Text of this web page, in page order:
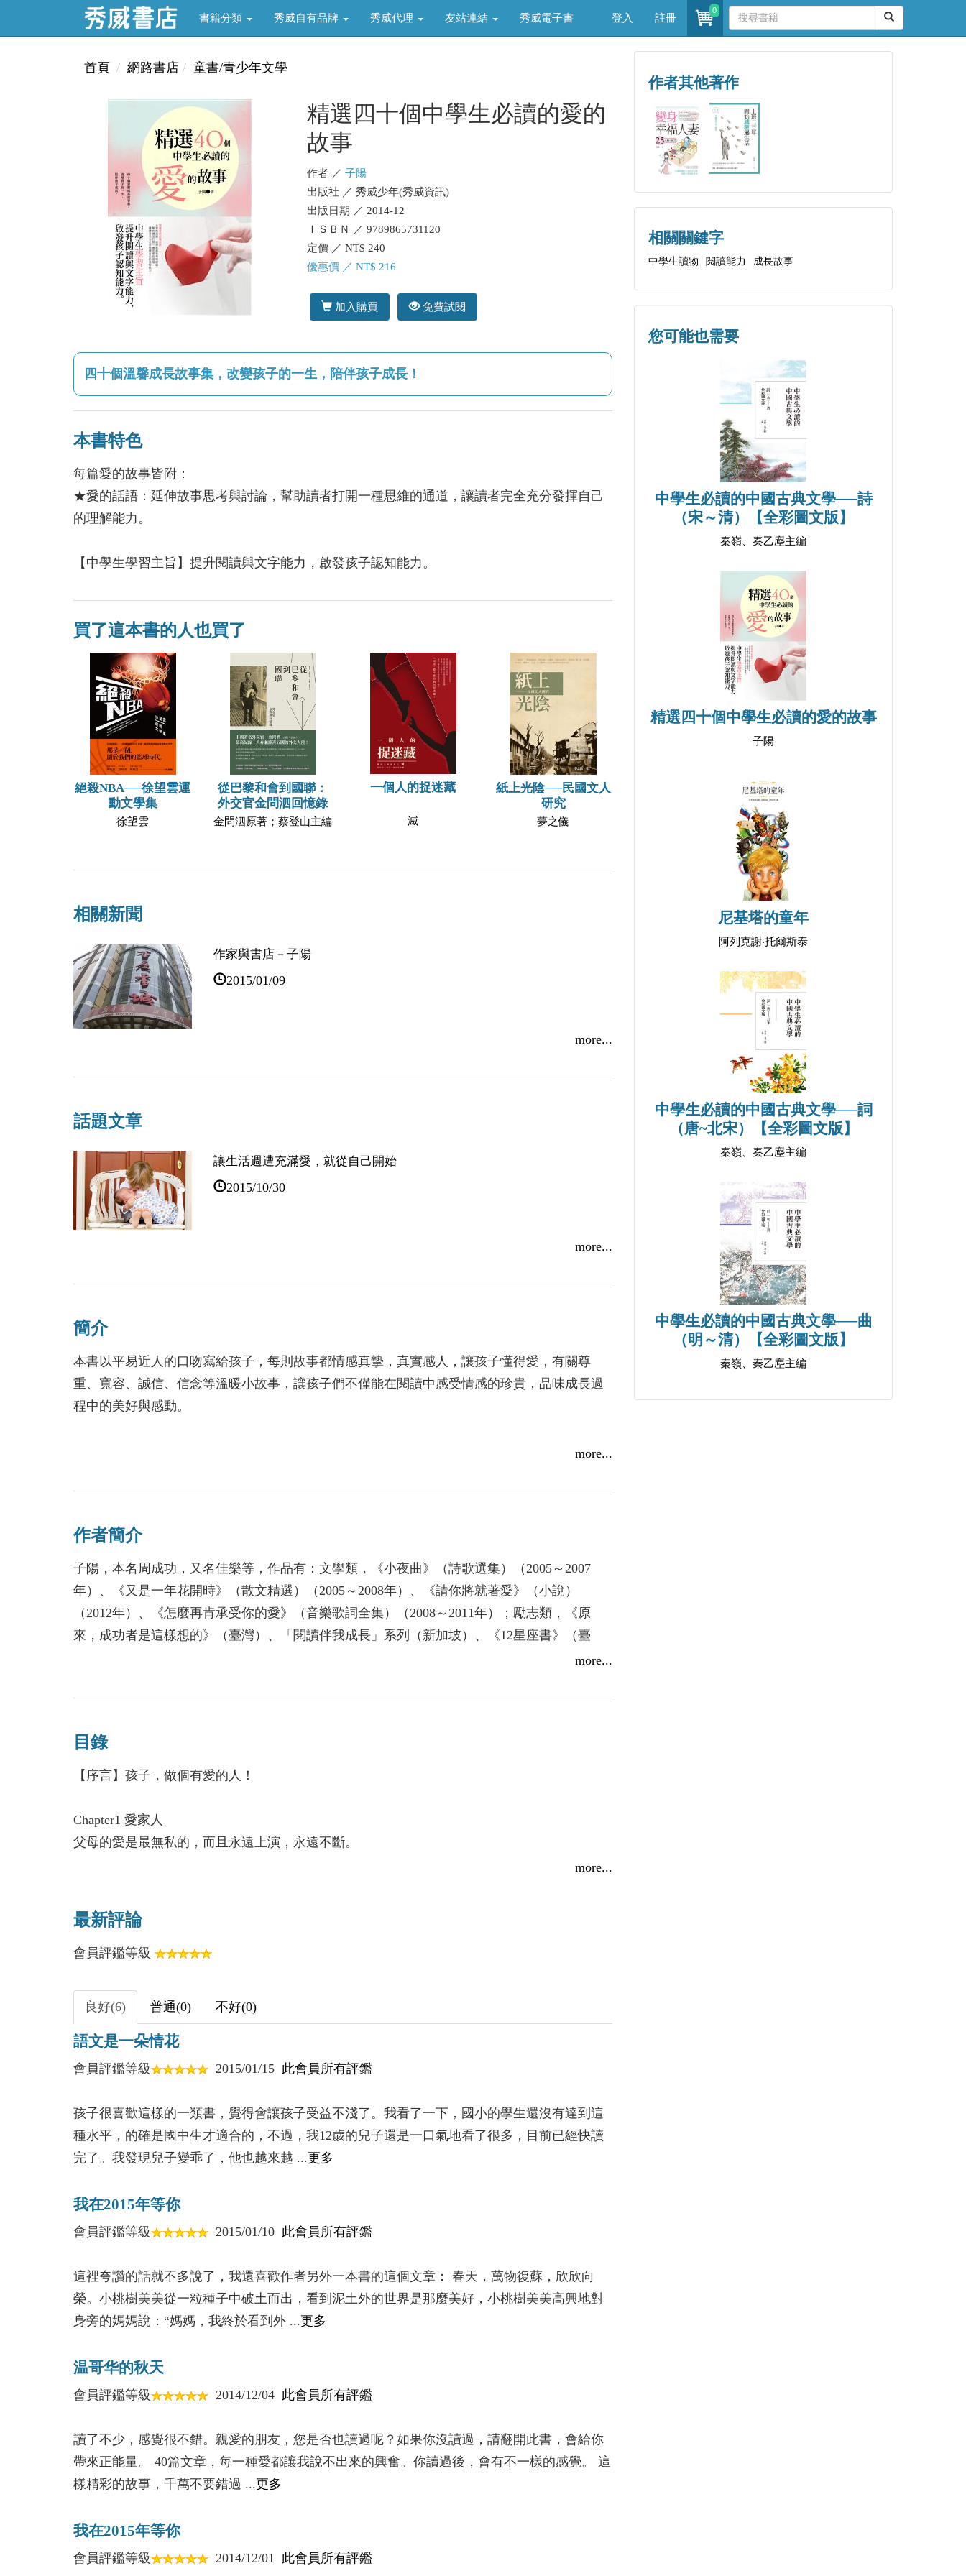
書籍分類 秀威自有品牌 秀威代理 友站連結 秀威電子書 登入 註冊
0
首頁 網路書店 童書/青少年文學
精選四十個中學生必讀的愛的
故事
作者 ／ 子陽
出版社 ／ 秀威少年(秀威資訊)
出版日期 ／ 2014-12
ＩＳＢＮ ／ 9789865731120
定價 ／ NT$ 240
優惠價 ／ NT$ 216
加入購買 免費試閱
四十個溫馨成長故事集，改變孩子的一生，陪伴孩子成長！
本書特色
每篇愛的故事皆附：
★愛的話語：延伸故事思考與討論，幫助讀者打開一種思維的通道，讓讀者完全充分發揮自己
的理解能力。
【中學生學習主旨】提升閱讀與文字能力，啟發孩子認知能力。
買了這本書的人也買了
絕殺NBA──徐望雲運
動文學集
徐望雲
從巴黎和會到國聯：
外交官金問泗回憶錄
金問泗原著；蔡登山主編
一個人的捉迷藏
滅
紙上光陰──民國文人
研究
夢之儀
相關新聞
作家與書店－子陽
2015/01/09
有一天會遇見光明！
more...
話題文章
讓生活週遭充滿愛，就從自己開始
2015/10/30
more...
簡介
本書以平易近人的口吻寫給孩子，每則故事都情感真摯，真實感人，讓孩子懂得愛，有關尊
重、寬容、誠信、信念等溫暖小故事，讓孩子們不僅能在閱讀中感受情感的珍貴，品味成長過
程中的美好與感動。
more...
作者簡介
子陽，本名周成功，又名佳樂等，作品有：文學類，《小夜曲》（詩歌選集）（2005～2007
年）、《又是一年花開時》（散文精選）（2005～2008年）、《請你將就著愛》（小說）
（2012年）、《怎麼再肯承受你的愛》（音樂歌詞全集）（2008～2011年）；勵志類，《原
來，成功者是這樣想的》（臺灣）、「閱讀伴我成長」系列（新加坡）、《12星座書》（臺
more...
目錄
【序言】孩子，做個有愛的人！
Chapter1 愛家人
父母的愛是最無私的，而且永遠上演，永遠不斷。
3、母愛的雕像
4、尋找父親的牆壁
5、奇蹟需要多少錢
7、原來在乎的是這些
8、不再孤獨的相川
9、外婆的存錢罐
10、第一百位客人
Chapter2 愛老師、同學
老師像園丁，孩子像花朵，花朵的不再枯萎，滿滿都是園丁播撒的愛。
13、我會永遠愛你
17、兩個競爭者的想法
Chapter3 愛朋友
21、愛發脾氣的乍侖
22、什麼是真正的友情
23、重新找回了友誼
25、用關懷感動敵軍
26、信念的重要性
more...
最新評論
會員評鑑等級
良好(6) 普通(0) 不好(0)
語文是一朵情花
會員評鑑等級 2015/01/15 此會員所有評鑑
孩子很喜歡這樣的一類書，覺得會讓孩子受益不淺了。我看了一下，國小的學生還沒有達到這
種水平，的確是國中生才適合的，不過，我12歲的兒子還是一口氣地看了很多，目前已經快讀
完了。我發現兒子變乖了，他也越來越 ...更多
我在2015年等你
會員評鑑等級 2015/01/10 此會員所有評鑑
這裡夸讚的話就不多說了，我還喜歡作者另外一本書的這個文章： 春天，萬物復蘇，欣欣向
榮。小桃樹美美從一粒種子中破土而出，看到泥土外的世界是那麼美好，小桃樹美美高興地對
身旁的媽媽說：“媽媽，我終於看到外 ...更多
温哥华的秋天
會員評鑑等級 2014/12/04 此會員所有評鑑
讀了不少，感覺很不錯。親愛的朋友，您是否也讀過呢？如果你沒讀過，請翻開此書，會給你
帶來正能量。 40篇文章，每一種愛都讓我說不出來的興奮。你讀過後，會有不一樣的感覺。 這
樣精彩的故事，千萬不要錯過 ...更多
我在2015年等你
會員評鑑等級 2014/12/01 此會員所有評鑑
作者其他著作
相關關鍵字
中學生讀物 閱讀能力 成長故事
您可能也需要
中學生必讀的中國古典文學──詩
（宋～清）【全彩圖文版】
秦嶺、秦乙塵主編
精選四十個中學生必讀的愛的故事
子陽
尼基塔的童年
阿列克謝‧托爾斯泰
中學生必讀的中國古典文學──詞
（唐~北宋）【全彩圖文版】
秦嶺、秦乙塵主編
中學生必讀的中國古典文學──曲
（明～清）【全彩圖文版】
秦嶺、秦乙塵主編